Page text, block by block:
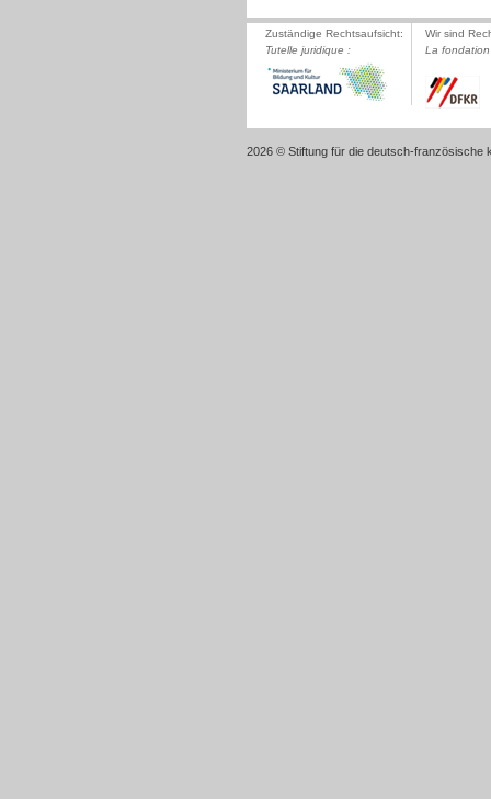
Zuständige Rechtsaufsicht:
Tutelle juridique :
Wir sind
La
2026 © Stiftung für die deutsch-französische